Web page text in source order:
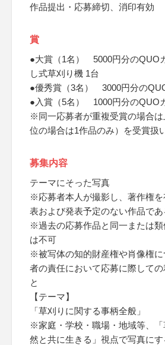
作品提出・応募締切、消印有効
賞
●大賞（1名） 5000円分のQUO
し式草刈り機 1台
●優秀賞（3名） 3000円分の
●入賞（5名） 1000円分のQUO
※同一応募者が重複受賞の場合
位の場合は1作品のみ）を受賞扱
募集内容
テーマにそった写真
※応募者本人が撮影し、著作権
表および発表予定のない作品であ
※過去の応募作品と同一または
は不可
※被写体の知的財産権や肖像権
者の責任において応募に際しての
と
【テーマ】
「草刈りに関する事柄全般」
※家庭・学校・職場・地域等、「
然と共に生きる」視点で写真にす